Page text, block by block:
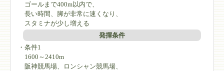
ゴールまで400m以内で、
長い時間、脚が非常に速くなり、
スタミナが少し増える
発揮条件
・条件1
1600～2410m
阪神競馬場、ロンシャン競馬場、